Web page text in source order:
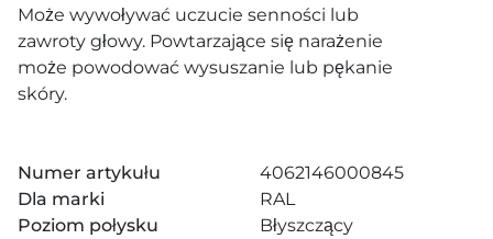
Może wywoływać uczucie senności lub
zawroty głowy. Powtarzające się narażenie
może powodować wysuszanie lub pękanie
skóry.
Numer artykułu
4062146000845
Dla marki
RAL
Poziom połysku
Błyszczący